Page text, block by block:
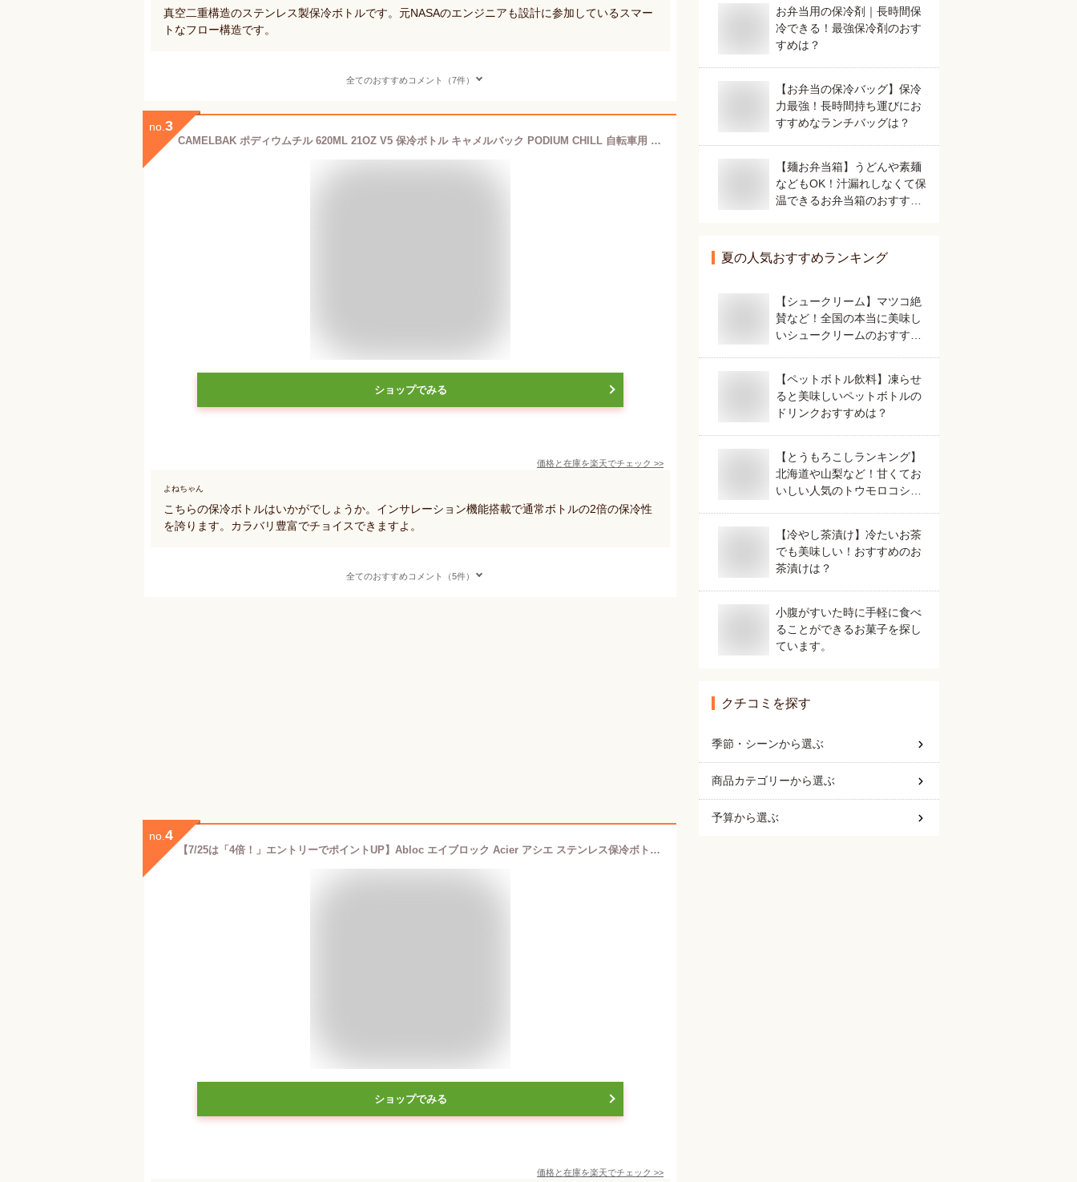
真空二重構造のステンレス製保冷ボトルです。元NASAのエンジニアも設計に参加しているスマー
トなフロー構造です。
全てのおすすめコメント（7件）
no. 3
CAMELBAK ポディウムチル 620ML 21OZ V5 保冷ボトル キャメルバック PODIUM CHILL 自転車用 ドリンク サイクルボトル 水筒 スクイズボトル ロードバイク クロスバイク サイクリング
ショップでみる
価格と在庫を楽天でチェック >>
よねちゃん
こちらの保冷ボトルはいかがでしょうか。インサレーション機能搭載で通常ボトルの2倍の保冷性
を誇ります。カラバリ豊富でチョイスできますよ。
全てのおすすめコメント（5件）
no. 4
【7/25は「4倍！」エントリーでポイントUP】Abloc エイブロック Acier アシエ ステンレス保冷ボトル ステンレス 650ml 2層構造真空保冷ボトル ウォーターボトル ロードバイク
ショップでみる
価格と在庫を楽天でチェック >>
お弁当用の保冷剤｜長時間保
冷できる！最強保冷剤のおす
すめは？
【お弁当の保冷バッグ】保冷
力最強！長時間持ち運びにお
すすめなランチバッグは？
【麺お弁当箱】うどんや素麺
などもOK！汁漏れしなくて保
温できるお弁当箱のおすすめ
夏の人気おすすめランキング
【シュークリーム】マツコ絶
賛など！全国の本当に美味し
いシュークリームのおすすめ
【ペットボトル飲料】凍らせ
ると美味しいペットボトルの
ドリンクおすすめは？
【とうもろこしランキング】
北海道や山梨など！甘くてお
いしい人気のトウモロコシの
【冷やし茶漬け】冷たいお茶
でも美味しい！おすすめのお
茶漬けは？
小腹がすいた時に手軽に食べ
ることができるお菓子を探し
ています。
クチコミを探す
季節・シーンから選ぶ
商品カテゴリーから選ぶ
予算から選ぶ